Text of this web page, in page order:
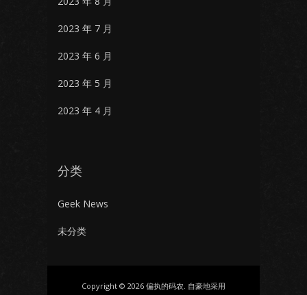
2023 年 7 月
2023 年 6 月
2023 年 5 月
2023 年 4 月
分类
Geek News
未分类
Copyright © 2026 偏执的码农. 自豪地采用